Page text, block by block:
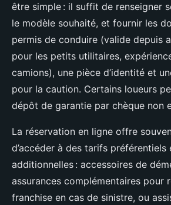
être simple : il suffit de renseigner
le modèle souhaité, et fournir les
permis de conduire (valide depuis
pour les petits utilitaires,
camions), une pièce d’identité et
pour la caution. Certains loueurs
dépôt de garantie par chèque non
La réservation en ligne offre
d’accéder à des tarifs
additionnelles : accessoires de
assurances complémentaires pour
franchise en cas de sinistre, ou